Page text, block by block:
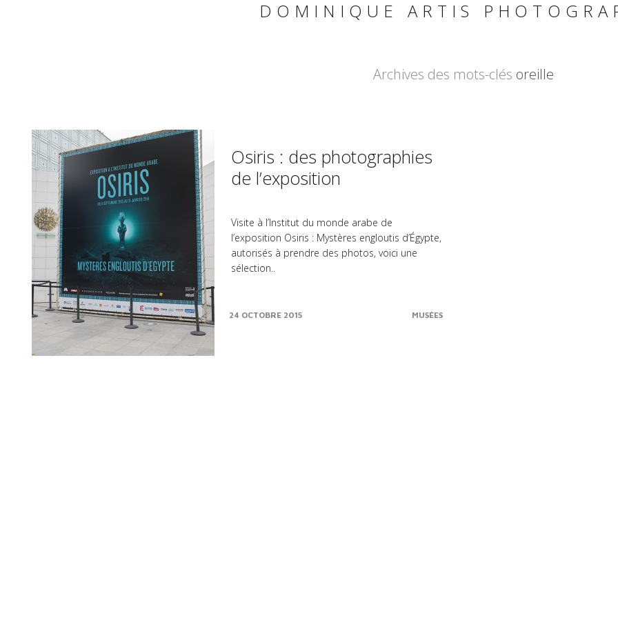
DOMINIQUE ARTIS
Archives des mots-clés oreille
Osiris : des photographies
de l’exposition
Visite à l’Institut du monde arabe de
l’exposition Osiris : Mystères engloutis d’Égypte,
autorisés à prendre des photos, voici une
sélection..
24 OCTOBRE 2015 MUSÉES